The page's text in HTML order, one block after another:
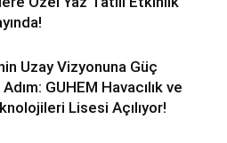
Uzay Vizyonuna Güç
GUHEM Havacılık ve
Lisesi Açılıyor!